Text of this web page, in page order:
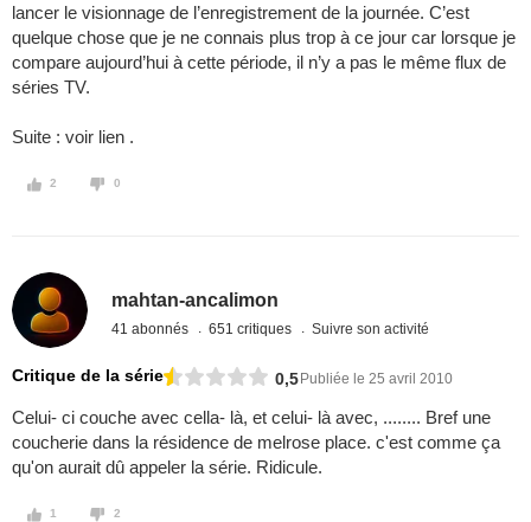
lancer le visionnage de l’enregistrement de la journée. C’est
quelque chose que je ne connais plus trop à ce jour car lorsque je
compare aujourd’hui à cette période, il n’y a pas le même flux de
séries TV.
Suite : voir lien .
2 0
mahtan-ancalimon
41 abonnés 651 critiques Suivre son activité
Critique de la série 0,5Publiée le 25 avril 2010
Celui- ci couche avec cella- là, et celui- là avec, ........ Bref une
coucherie dans la résidence de melrose place. c'est comme ça
qu'on aurait dû appeler la série. Ridicule.
1 2